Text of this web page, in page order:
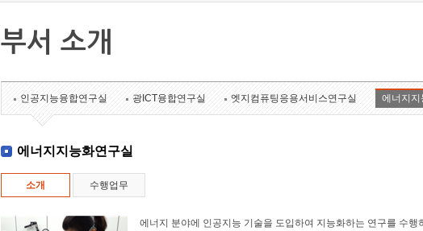
부서 소개
인공지능융합연구실 광ICT융합연구실 엣지컴퓨팅응용서비스연구실 에너지지
에너지지능화연구실
소개 수행업무
에너지 분야에 인공지능 기술을 도입하여 지능화하는 연구를 수